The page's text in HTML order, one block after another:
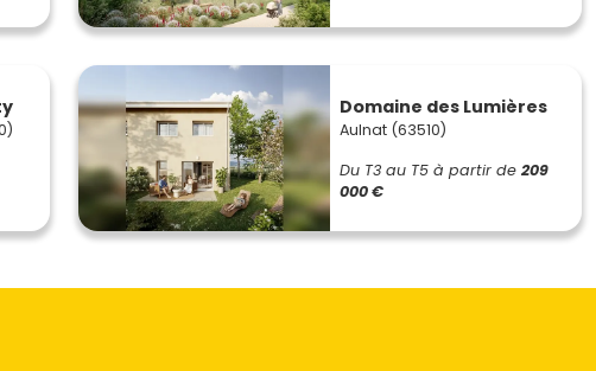
Domaine des Lumières
Aulnat (63510)
Du T3 au T5 à partir de 209
000 €